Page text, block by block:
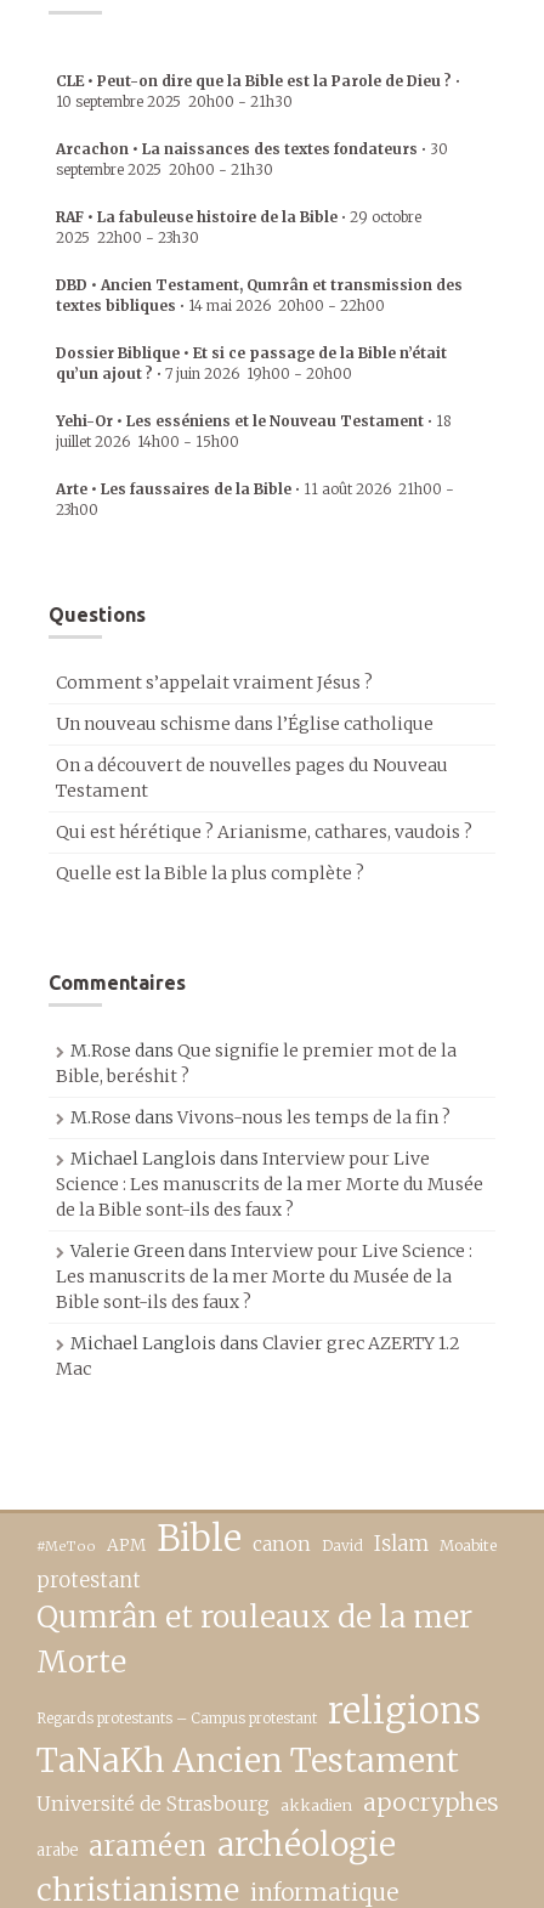
CLE • Peut-on dire que la Bible est la Parole de Dieu ? •
10 septembre 2025 20h00 - 21h30
Arcachon • La naissances des textes fondateurs • 30
septembre 2025 20h00 - 21h30
RAF • La fabuleuse histoire de la Bible • 29 octobre
2025 22h00 - 23h30
DBD • Ancien Testament, Qumrân et transmission des
textes bibliques • 14 mai 2026 20h00 - 22h00
Dossier Biblique • Et si ce passage de la Bible n’était
qu’un ajout ? • 7 juin 2026 19h00 - 20h00
Yehi-Or • Les esséniens et le Nouveau Testament • 18
juillet 2026 14h00 - 15h00
Arte • Les faussaires de la Bible • 11 août 2026 21h00 -
23h00
Questions
Comment s’appelait vraiment Jésus ?
Un nouveau schisme dans l’Église catholique
On a découvert de nouvelles pages du Nouveau
Testament
Qui est hérétique ? Arianisme, cathares, vaudois ?
Quelle est la Bible la plus complète ?
Commentaires
M.Rose dans Que signifie le premier mot de la
Bible, beréshit ?
M.Rose dansVivons-nous les temps de la fin ?
Michael Langlois dans Interview pour Live
Science : Les manuscrits de la mer Morte du Musée
de la Bible sont-ils des faux ?
Valerie Greendans Interview pour Live Science :
Les manuscrits de la mer Morte du Musée de la
Bible sont-ils des faux ?
Michael Langlois dans Clavier grec AZERTY 1.2
Mac
#MeToo APM Bible canon David Islam Moabite
protestant
Qumrân et rouleaux de la mer
Morte
Regards protestants – Campus protestant religions
TaNaKh Ancien Testament
Université de Strasbourg akkadien apocryphes
arabe araméen archéologie
christianisme informatique